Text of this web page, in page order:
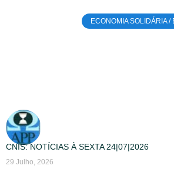
ECONOMIA SOLIDÁRIA /
CNIS: NOTÍCIAS À SEXTA 24|07|2026
29 Julho, 2026